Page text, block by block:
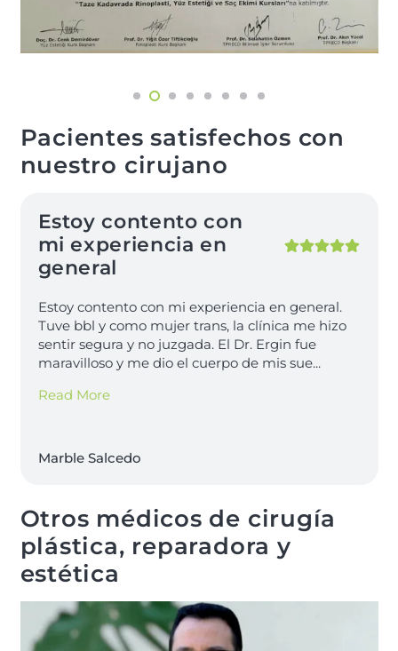
Pacientes satisfechos con
nuestro cirujano
Estoy contento con
mi experiencia en
general
Estoy contento con mi experiencia en general.
Tuve bbl y como mujer trans, la clínica me hizo
sentir segura y no juzgada. El Dr. Ergin fue
maravilloso y me dio el cuerpo de mis sue...
Read More
Marble Salcedo
Otros médicos de cirugía
plástica, reparadora y
estética